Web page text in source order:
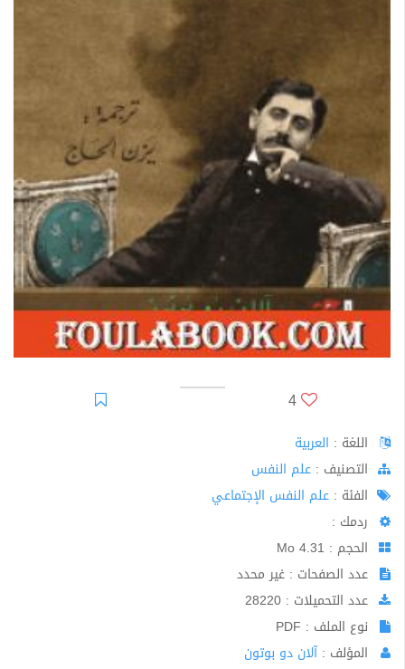
4
اللغة : العربية
اﻟﺘﺼﻨﻴﻒ : علم النفس
الفئة : علم النفس الإجتماعي
ردمك :
الحجم : 4.31 Mo
عدد الصفحات : غير محدد
عدد التحميلات : 28220
نوع الملف : PDF
المؤلف :آلان دو بوتون